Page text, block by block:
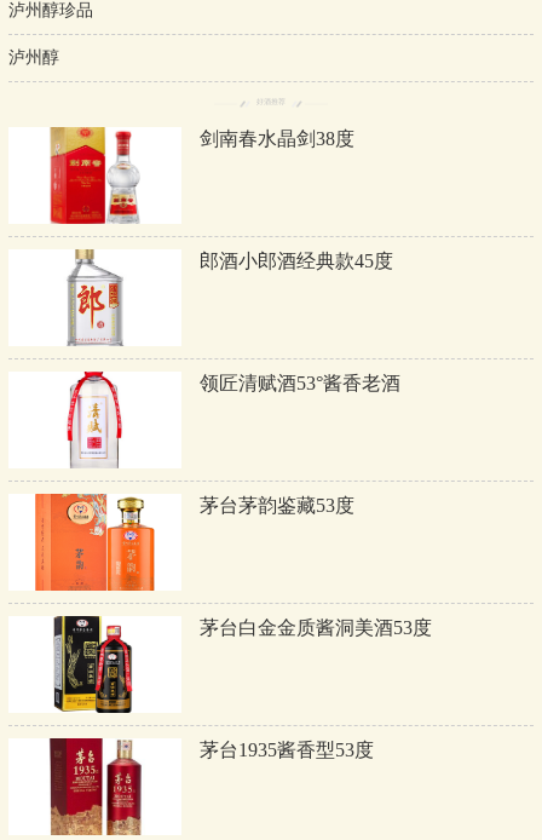
泸州醇珍品
泸州醇
好酒推荐
剑南春水晶剑38度
郎酒小郎酒经典款45度
领匠清赋酒53°酱香老酒
茅台茅韵鉴藏53度
茅台白金金质酱洞美酒53度
茅台1935酱香型53度